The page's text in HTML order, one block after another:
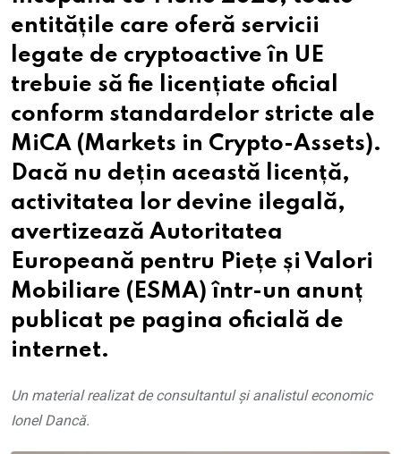
entitățile care oferă servicii
legate de cryptoactive în UE
trebuie să fie licențiate oficial
conform standardelor stricte ale
MiCA (Markets in Crypto-Assets).
Dacă nu dețin această licență,
activitatea lor devine ilegală,
avertizează Autoritatea
Europeană pentru Piețe și Valori
Mobiliare (ESMA) într-un anunț
publicat pe pagina oficială de
internet.
Un material realizat de consultantul și analistul economic
Ionel Dancă.